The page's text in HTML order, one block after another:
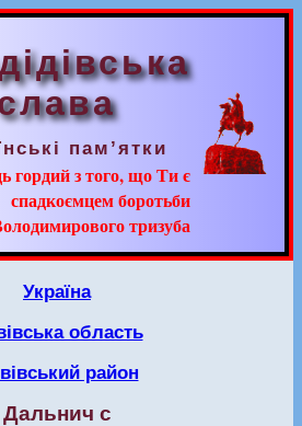
пам’ятки
гордий з того, що Ти є
спадкоємцем боротьби
тризуба
Україна
область
район
Дальнич с